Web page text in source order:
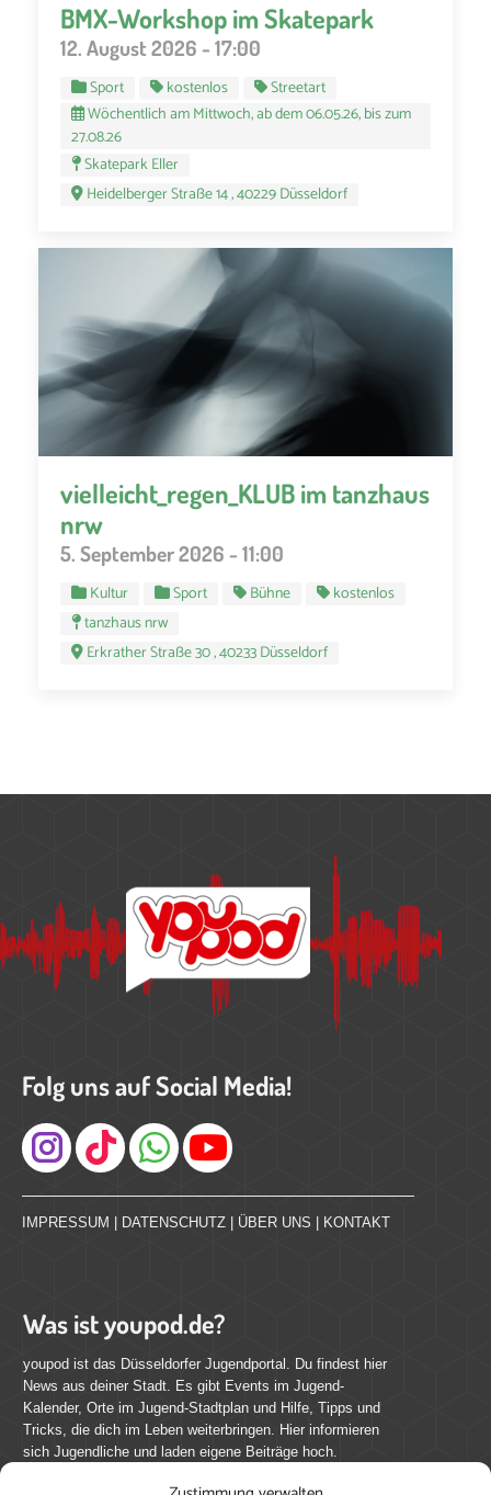
BMX-Workshop im Skatepark
12. August 2026 - 17:00
Sport kostenlos
Streetart
Wöchentlich am Mittwoch, ab dem 06.05.26, bis zum
27.08.26
Skatepark Eller
Heidelberger Straße 14 , 40229 Düsseldorf
vielleicht_regen_KLUB im tanzhaus
nrw
5. September 2026 - 11:00
Kultur Sport Bühne
kostenlos
tanzhaus nrw
Erkrather Straße 30 , 40233 Düsseldorf
Folg uns auf Social Media!
Instagram
IMPRESSUM | DATENSCHUTZ | ÜBER UNS | KONTAKT
Was ist youpod.de?
youpod ist das Düsseldorfer Jugendportal. Du findest hier
News aus deiner Stadt. Es gibt Events im Jugend-
Kalender, Orte im Jugend-Stadtplan und Hilfe, Tipps und
Tricks, die dich im Leben weiterbringen. Hier informieren
sich Jugendliche und laden eigene Beiträge hoch.